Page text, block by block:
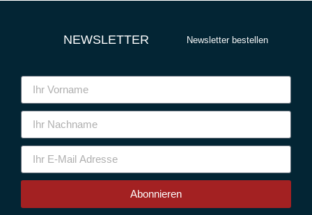
NEWSLETTER Newsletter bestellen
Abonnieren